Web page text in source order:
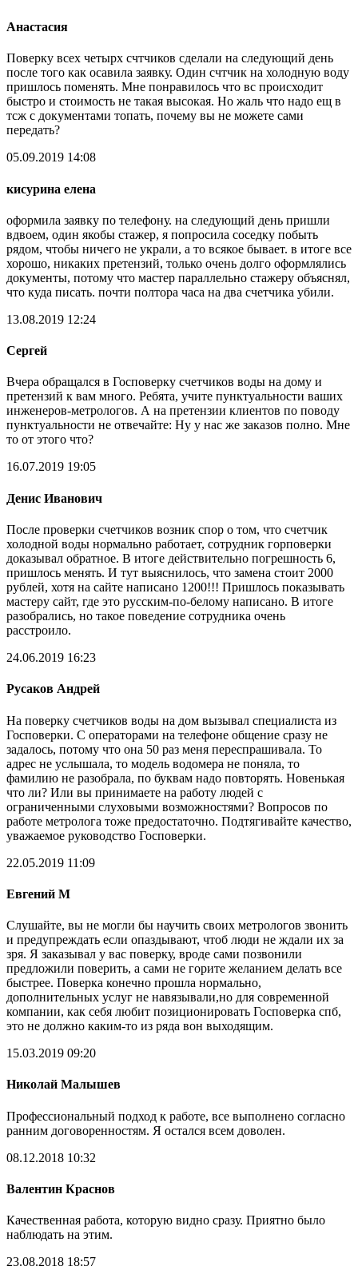
Анастасия
Поверку всех четырх счтчиков сделали на следующий день
после того как осавила заявку. Один счтчик на холодную воду
пришлось поменять. Мне понравилось что вс происходит
быстро и стоимость не такая высокая. Но жаль что надо ещ в
тсж с документами топать, почему вы не можете сами
передать?
05.09.2019 14:08
кисурина елена
оформила заявку по телефону. на следующий день пришли
вдвоем, один якобы стажер, я попросила соседку побыть
рядом, чтобы ничего не украли, а то всякое бывает. в итоге все
хорошо, никаких претензий, только очень долго оформлялись
документы, потому что мастер параллельно стажеру объяснял,
что куда писать. почти полтора часа на два счетчика убили.
13.08.2019 12:24
Сергей
Вчера обращался в Госповерку счетчиков воды на дому и
претензий к вам много. Ребята, учите пунктуальности ваших
инженеров-метрологов. А на претензии клиентов по поводу
пунктуальности не отвечайте: Ну у нас же заказов полно. Мне
то от этого что?
16.07.2019 19:05
Денис Иванович
После проверки счетчиков возник спор о том, что счетчик
холодной воды нормально работает, сотрудник горповерки
доказывал обратное. В итоге действительно погрешность 6,
пришлось менять. И тут выяснилось, что замена стоит 2000
рублей, хотя на сайте написано 1200!!! Пришлось показывать
мастеру сайт, где это русским-по-белому написано. В итоге
разобрались, но такое поведение сотрудника очень
расстроило.
24.06.2019 16:23
Русаков Андрей
На поверку счетчиков воды на дом вызывал специалиста из
Госповерки. С операторами на телефоне общение сразу не
задалось, потому что она 50 раз меня переспрашивала. То
адрес не услышала, то модель водомера не поняла, то
фамилию не разобрала, по буквам надо повторять. Новенькая
что ли? Или вы принимаете на работу людей с
ограниченными слуховыми возможностями? Вопросов по
работе метролога тоже предостаточно. Подтягивайте качество,
уважаемое руководство Госповерки.
22.05.2019 11:09
Евгений М
Слушайте, вы не могли бы научить своих метрологов звонить
и предупреждать если опаздывают, чтоб люди не ждали их за
зря. Я заказывал у вас поверку, вроде сами позвонили
предложили поверить, а сами не горите желанием делать все
быстрее. Поверка конечно прошла нормально,
дополнительных услуг не навязывали,но для современной
компании, как себя любит позиционировать Госповерка спб,
это не должно каким-то из ряда вон выходящим.
15.03.2019 09:20
Николай Малышев
Профессиональный подход к работе, все выполнено согласно
ранним договоренностям. Я остался всем доволен.
08.12.2018 10:32
Валентин Краснов
Качественная работа, которую видно сразу. Приятно было
наблюдать на этим.
23.08.2018 18:57